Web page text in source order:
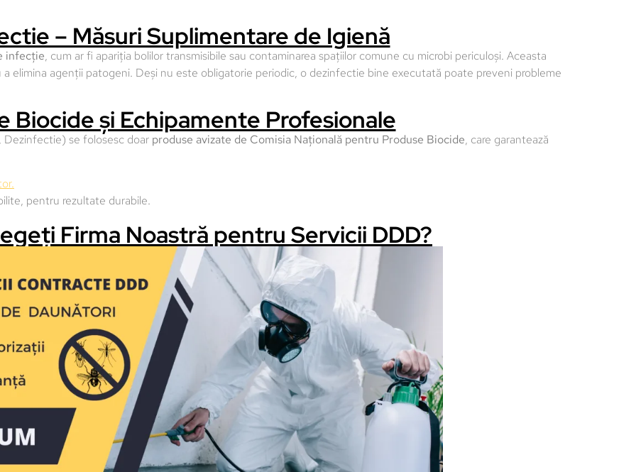
– Măsuri Suplimentare de Igienă
infecție, cum ar fi apariția bolilor transmisibile sau contaminarea spațiilor comune cu microbi periculoși. Aceasta
elimina agenții patogeni. Deși nu este obligatorie periodic, o dezinfectie bine executată poate preveni probleme
Biocide și Echipamente Profesionale
se folosesc doar produse avizate de Comisia Națională pentru Produse Biocide, care garantează
pentru rezultate durabile.
Firma Noastră pentru Servicii DDD?